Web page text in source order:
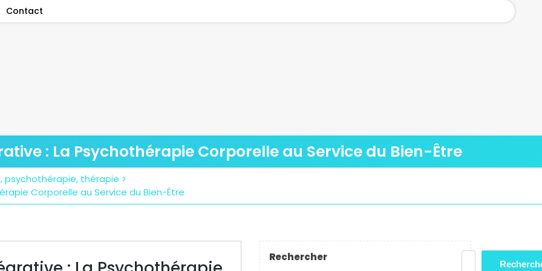
Contact
: La Psychothérapie Corporelle au Service du Bien-Être
,psychothérapie, thérapie >
Corporelle au Service du Bien-Être
Rechercher